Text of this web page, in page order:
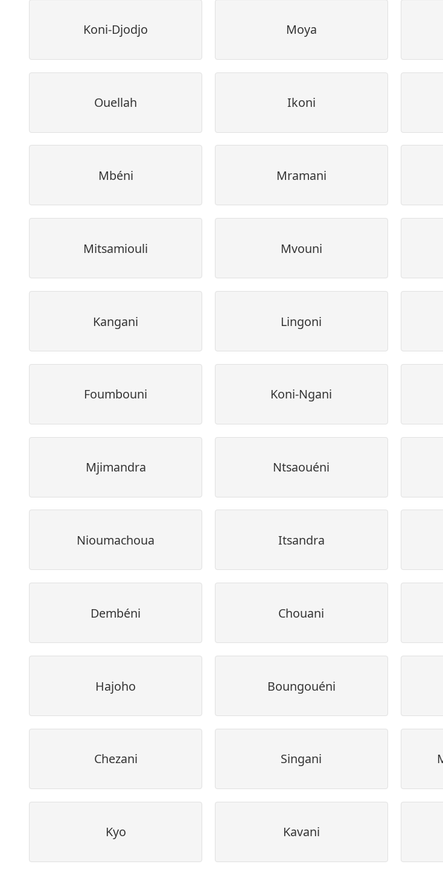
Koni-Djodjo Moya
Ouellah Ikoni
Mbéni Mramani
Mitsamiouli Mvouni
Kangani Lingoni
Foumbouni Koni-Ngani
Mjimandra Ntsaouéni
Nioumachoua Itsandra
Dembéni Chouani
Hajoho Boungouéni
Chezani Singani
Kyo Kavani